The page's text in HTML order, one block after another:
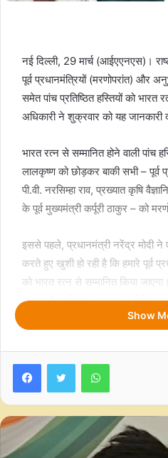
नई दिल्ली, 29 मार्च (आईएएनएस)।
पूर्व प्रधानमंत्रियों (मरणोपरांत) और
समेत पांच प्रतिष्ठित हस्तियों को
अधिकारी ने शुक्रवार को यह जानकारी
भारत रत्न से सम्मानित होने वाली पांच
लालकृष्ण को छोड़कर बाकी सभी – पूर्व
पी.वी. नरसिम्हा राव, प्रख्यात कृषि
के पूर्व मुख्यमंत्री कर्पूरी ठाकुर – को
इससे पहले, प्रधानमंत्री नरेंद्र मोदी ने
करते हुए खुशी हो रही है कि हमारे पूर्व
को भारत रत्न से सम्मानित किया
के रूप में नरसिम्हा राव गारू ने विभिन्न
“उन्हें आंध्र प्रदेश के मुख्यमंत्री,
तथा विधानसभा के सदस्य के रूप में किए
किया जाता है। उनका दूरदर्शी नेतृत्व
चौधरी चरण सिंह को सम्मान देने की
Show
FacebookTwitter WhatsApp